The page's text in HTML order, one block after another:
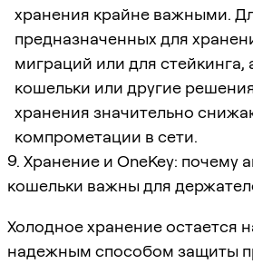
хранения крайне важными.
предназначенных для
миграций или для стейкинга,
кошельки или другие
хранения значительно
компрометации в сети.
9. Хранение и OneKey: почему
кошельки важны для
Холодное хранение остается
надежным способом защиты